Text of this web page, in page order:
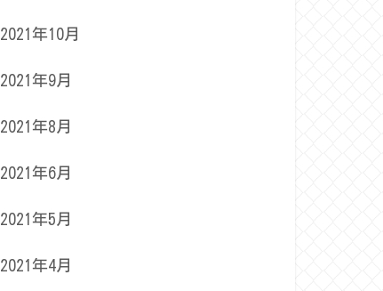
2021年10月
2021年9月
2021年8月
2021年6月
2021年5月
2021年4月